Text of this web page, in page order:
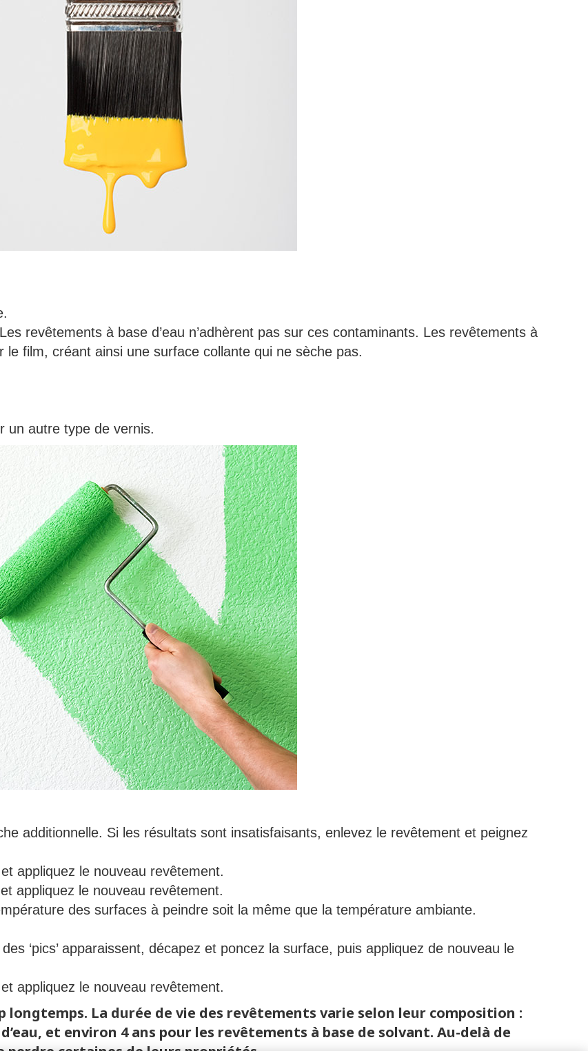
revêtements à base d’eau n’adhèrent pas sur ces contaminants. Les revêtements à
film, créant ainsi une surface collante qui ne sèche pas.
un autre type de vernis.
additionnelle. Si les résultats sont insatisfaisants, enlevez le revêtement et peignez
appliquez le nouveau revêtement.
appliquez le nouveau revêtement.
des surfaces à peindre soit la même que la température ambiante.
‘pics’ apparaissent, décapez et poncez la surface, puis appliquez de nouveau le
appliquez le nouveau revêtement.
longtemps. La durée de vie des revêtements varie selon leur composition :
et environ 4 ans pour les revêtements à base de solvant. Au-delà de